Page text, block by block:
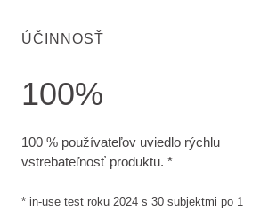
ÚČINNOSŤ
100%
100 % používateľov uviedlo rýchlu
vstrebateľnosť produktu. *
* in-use test roku 2024 s 30 subjektmi po 1